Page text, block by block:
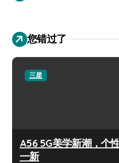
您错过了
三星
A56 5G美学新潮，个
一新